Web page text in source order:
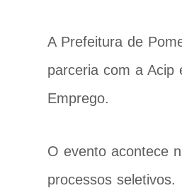
A Prefeitura de
parceria com a Acip
Emprego.
O evento acontece
processos seletivos.